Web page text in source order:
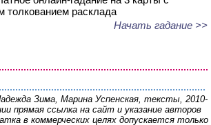
толкованием расклада
Начать гадание >>
Зима, Марина Успенская, тексты, 2010-
прямая ссылка на сайт и указание авторов
в коммерческих целях допускается только